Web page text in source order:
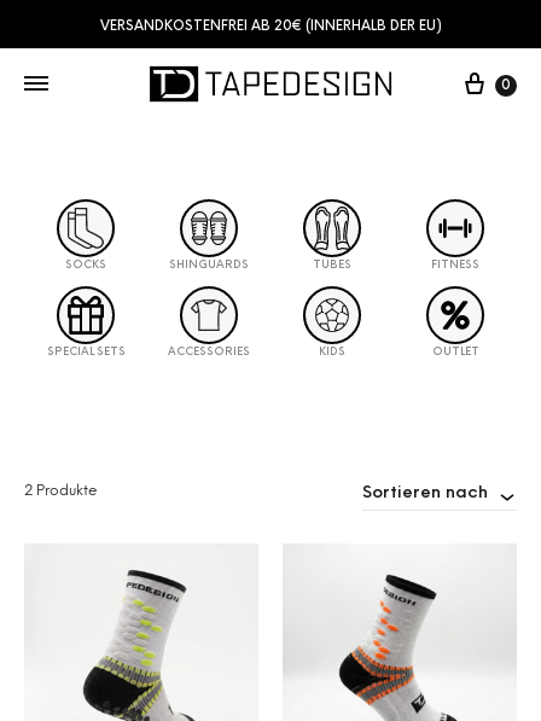
VERSANDKOSTENFREI AB 20€ (INNERHALB DER EU)
0
2 Produkte Sortieren nach
SOCKS SHINGUARDS TUBES FITNESS
SPECIAL SETS ACCESSORIES KIDS OUTLET